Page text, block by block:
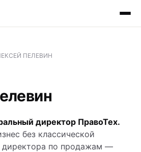
ПЕЛЕВИН
директор ПравоТех.
без классической
по продажам —